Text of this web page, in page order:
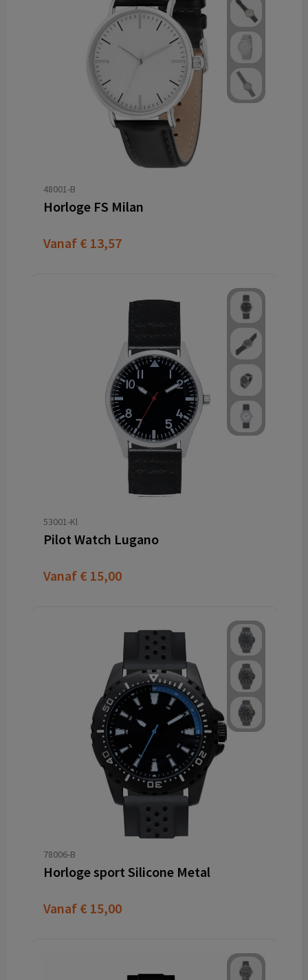
48001-B
Horloge FS Milan
Vanaf € 13,57
53001-Kl
Pilot Watch Lugano
Vanaf € 15,00
78006-B
Horloge sport Silicone Metal
Vanaf € 15,00